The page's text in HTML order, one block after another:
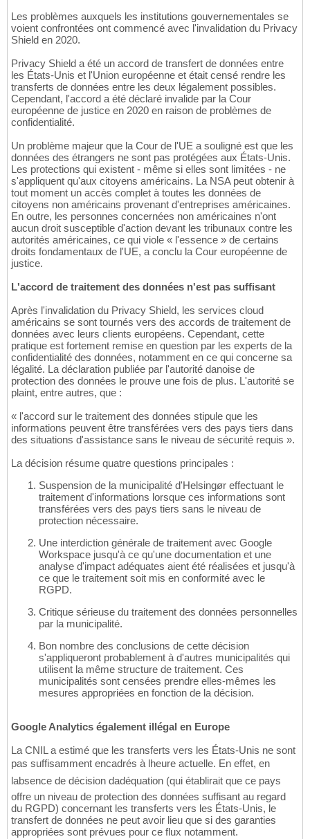
Les problèmes auxquels les institutions gouvernementales se
voient confrontées ont commencé avec l'invalidation du Privacy
Shield en 2020.
Privacy Shield a été un accord de transfert de données entre
les États-Unis et l'Union européenne et était censé rendre les
transferts de données entre les deux légalement possibles.
Cependant, l'accord a été déclaré invalide par la Cour
européenne de justice en 2020 en raison de problèmes de
confidentialité.
Un problème majeur que la Cour de l'UE a souligné est que les
données des étrangers ne sont pas protégées aux États-Unis.
Les protections qui existent - même si elles sont limitées - ne
s'appliquent qu'aux citoyens américains. La NSA peut obtenir à
tout moment un accès complet à toutes les données de
citoyens non américains provenant d'entreprises américaines.
En outre, les personnes concernées non américaines n'ont
aucun droit susceptible d'action devant les tribunaux contre les
autorités américaines, ce qui viole « l'essence » de certains
droits fondamentaux de l'UE, a conclu la Cour européenne de
justice.
L'accord de traitement des données n'est pas suffisant
Après l'invalidation du Privacy Shield, les services cloud
américains se sont tournés vers des accords de traitement de
données avec leurs clients européens. Cependant, cette
pratique est fortement remise en question par les experts de la
confidentialité des données, notamment en ce qui concerne sa
légalité. La déclaration publiée par l'autorité danoise de
protection des données le prouve une fois de plus. L'autorité se
plaint, entre autres, que :
« l'accord sur le traitement des données stipule que les
informations peuvent être transférées vers des pays tiers dans
des situations d'assistance sans le niveau de sécurité requis ».
La décision résume quatre questions principales :
Suspension de la municipalité d'Helsingør effectuant le
traitement d'informations lorsque ces informations sont
transférées vers des pays tiers sans le niveau de
protection nécessaire.
Une interdiction générale de traitement avec Google
Workspace jusqu'à ce qu'une documentation et une
analyse d'impact adéquates aient été réalisées et jusqu'à
ce que le traitement soit mis en conformité avec le
RGPD.
Critique sérieuse du traitement des données personnelles
par la municipalité.
Bon nombre des conclusions de cette décision
s'appliqueront probablement à d'autres municipalités qui
utilisent la même structure de traitement. Ces
municipalités sont censées prendre elles-mêmes les
mesures appropriées en fonction de la décision.
Google Analytics également illégal en Europe
La CNIL a estimé que les transferts vers les États-Unis ne sont
pas suffisamment encadrés à lheure actuelle. En effet, en
labsence de décision dadéquation (qui établirait que ce pays
offre un niveau de protection des données suffisant au regard
du RGPD) concernant les transferts vers les États-Unis, le
transfert de données ne peut avoir lieu que si des garanties
appropriées sont prévues pour ce flux notamment.